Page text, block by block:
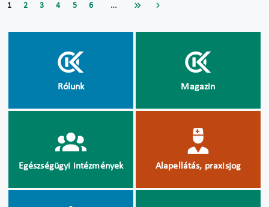
1 2 3 4 5 6 …
Rólunk Magazin
Egészségügyi intézmények Alapellátás, praxisjog